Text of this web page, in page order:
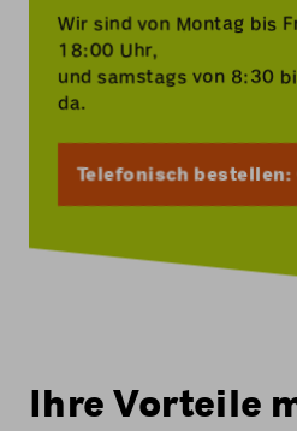
Wir sind von Montag bis
18:00 Uhr,
und samstags von 8:30
da.
Telefonisch bestellen:
Ihre Vorteile